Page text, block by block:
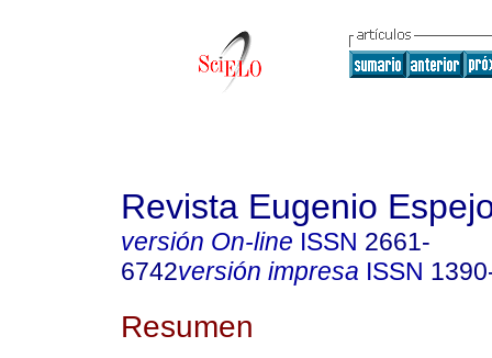
Revista Eugenio
versión On-line ISSN 2661-
6742versión impresa ISSN
Resumen